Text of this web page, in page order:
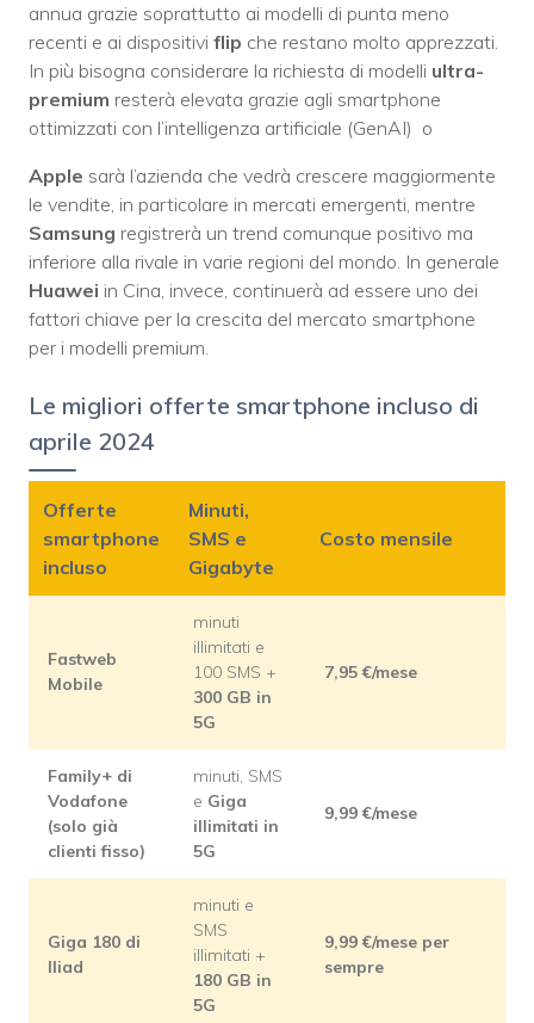
annua grazie soprattutto ai modelli di punta meno
recenti e ai dispositivi flip che restano molto apprezzati.
In più bisogna considerare la richiesta di modelli ultra-
premium resterà elevata grazie agli smartphone
ottimizzati con l’intelligenza artificiale (GenAI) o
Apple sarà l’azienda che vedrà crescere maggiormente
le vendite, in particolare in mercati emergenti, mentre
Samsung registrerà un trend comunque positivo ma
inferiore alla rivale in varie regioni del mondo. In generale
Huawei in Cina, invece, continuerà ad essere uno dei
fattori chiave per la crescita del mercato smartphone
per i modelli premium.
Le migliori offerte smartphone incluso di
aprile 2024
Offerte
smartphone
incluso
Minuti,
SMS e
Gigabyte
Costo mensile
Fastweb
Mobile
minuti
illimitati e
100 SMS +
300 GB in
5G
7,95 €/mese
Family+ di
Vodafone
(solo già
clienti fisso)
minuti, SMS
e Giga
illimitati in
5G
9,99 €/mese
Giga 180 di
Iliad
minuti e
SMS
illimitati +
180 GB in
5G
9,99 €/mese per
sempre